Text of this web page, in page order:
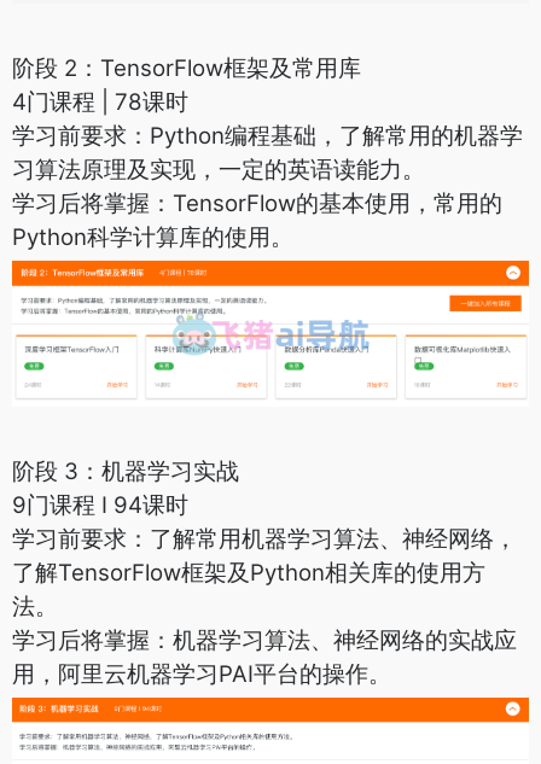
阶段 2：TensorFlow框架及常用库
4门课程 | 78课时
学习前要求：Python编程基础，了解常用的机器学
习算法原理及实现，一定的英语读能力。
学习后将掌握：TensorFlow的基本使用，常用的
Python科学计算库的使用。
阶段 3：机器学习实战
9门课程 I 94课时
学习前要求：了解常用机器学习算法、神经网络，
了解TensorFlow框架及Python相关库的使用方
法。
学习后将掌握：机器学习算法、神经网络的实战应
用，阿里云机器学习PAI平台的操作。